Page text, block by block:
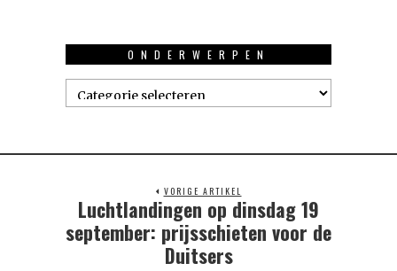
ONDERWERPEN
Onderwerpen
VORIGE ARTIKEL
Previous
post:
Luchtlandingen op dinsdag 19
september: prijsschieten voor de
Duitsers